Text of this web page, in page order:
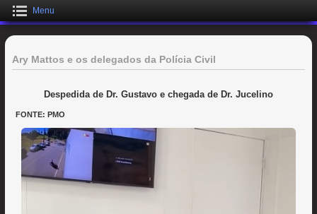
Menu
Ary Mattos e os delegados da Polícia Civil
Despedida de Dr. Gustavo e chegada de Dr. Jucelino
FONTE: PMO